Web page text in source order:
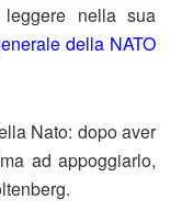
nella sua
della NATO
Nato: dopo aver
ad appoggiarlo,